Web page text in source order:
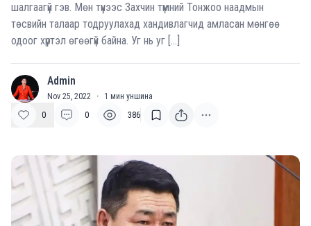
шалгаагүй гэв. Мөн түүнээс Захчин түмний Тонжоо наадмын
төсвийн талаар тодруулахад хандивлагчид амласан мөнгөө
одоог хүртэл өгөөгүй байна. Уг нь уг […]
A Admin
Nov 25, 2022 · 1 мин уншина
0
0 386